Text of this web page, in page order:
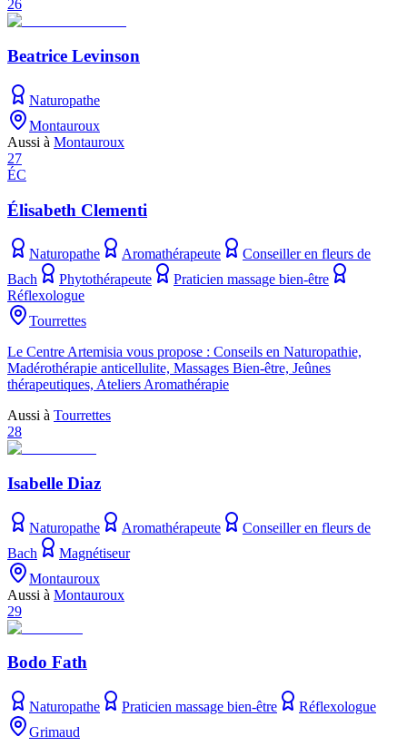
26
Beatrice Levinson
Naturopathe
Montauroux
Aussi à Montauroux
27
ÉC
Élisabeth Clementi
Naturopathe Aromathérapeute
Conseiller en fleurs de
Bach
Phytothérapeute
Praticien massage bien-être
Réflexologue
Tourrettes
Le Centre Artemisia vous propose : Conseils en Naturopathie,
Madérothérapie anticellulite, Massages Bien-être, Jeûnes
thérapeutiques, Ateliers Aromathérapie
Aussi à Tourrettes
28
Isabelle Diaz
Naturopathe Aromathérapeute
Conseiller en fleurs de
Bach
Magnétiseur
Montauroux
Aussi à Montauroux
29
Bodo Fath
Naturopathe Praticien massage bien-être
Réflexologue
Grimaud